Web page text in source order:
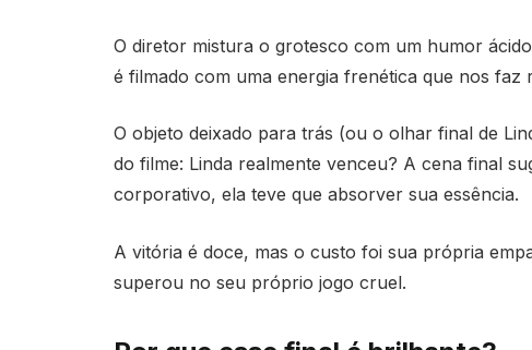
O diretor mistura o grotesco com um humor
é filmado com uma energia frenética que nos
O objeto deixado para trás (ou o olhar final de
do filme: Linda realmente venceu? A cena final
corporativo, ela teve que absorver sua essência.
A vitória é doce, mas o custo foi sua própria
superou no seu próprio jogo cruel.